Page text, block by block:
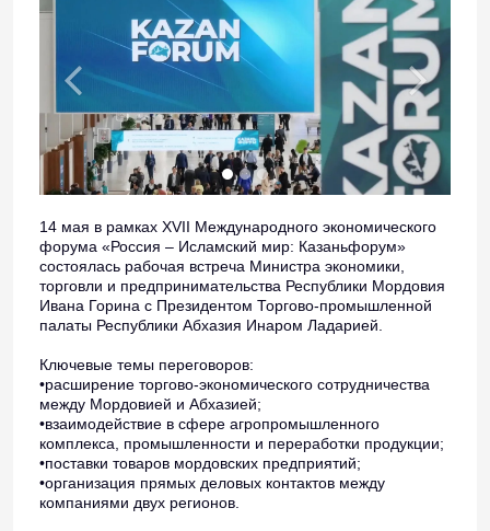
14 мая в рамках XVII Международного экономического
форума «Россия – Исламский мир: Казаньфорум»
состоялась рабочая встреча Министра экономики,
торговли и предпринимательства Республики Мордовия
Ивана Горина с Президентом Торгово-промышленной
палаты Республики Абхазия Инаром Ладарией.
Ключевые темы переговоров:
•расширение торгово-экономического сотрудничества
между Мордовией и Абхазией;
•взаимодействие в сфере агропромышленного
комплекса, промышленности и переработки продукции;
•поставки товаров мордовских предприятий;
•организация прямых деловых контактов между
компаниями двух регионов.